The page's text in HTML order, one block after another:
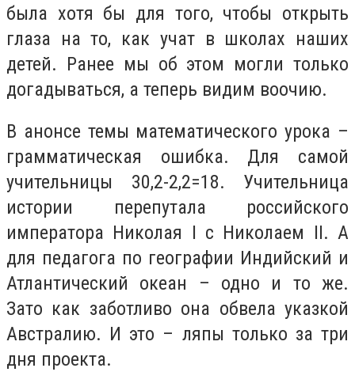
была хотя бы для того, чтобы открыть
глаза на то, как учат в школах наших
детей. Ранее мы об этом могли только
догадываться, а теперь видим воочию.
В анонсе темы математического урока –
грамматическая ошибка. Для самой
учительницы 30,2-2,2=18. Учительница
истории перепутала российского
императора Николая I с Николаем II. А
для педагога по географии Индийский и
Атлантический океан – одно и то же.
Зато как заботливо она обвела указкой
Австралию. И это – ляпы только за три
дня проекта.